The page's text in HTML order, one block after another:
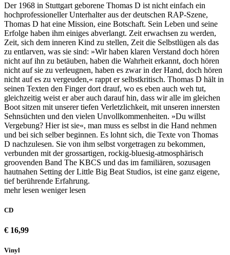
Der 1968 in Stuttgart geborene Thomas D ist nicht einfach ein
hochprofessioneller Unterhalter aus der deutschen RAP-Szene,
Thomas D hat eine Mission, eine Botschaft. Sein Leben und seine
Erfolge haben ihm einiges abverlangt. Zeit erwachsen zu werden,
Zeit, sich dem inneren Kind zu stellen, Zeit die Selbstlügen als das
zu entlarven, was sie sind: »Wir haben klaren Verstand doch hören
nicht auf ihn zu betäuben, haben die Wahrheit erkannt, doch hören
nicht auf sie zu verleugnen, haben es zwar in der Hand, doch hören
nicht auf es zu vergeuden,« rappt er selbstkritisch. Thomas D hält in
seinen Texten den Finger dort drauf, wo es eben auch weh tut,
gleichzeitig weist er aber auch darauf hin, dass wir alle im gleichen
Boot sitzen mit unserer tiefen Verletzlichkeit, mit unseren innersten
Sehnsüchten und den vielen Unvollkommenheiten. »Du willst
Vergebung? Hier ist sie«, man muss es selbst in die Hand nehmen
und bei sich selber beginnen. Es lohnt sich, die Texte von Thomas
D nachzulesen. Sie von ihm selbst vorgetragen zu bekommen,
verbunden mit der grossartigen, rockig-bluesig-atmosphärisch
groovenden Band The KBCS und das im familiären, sozusagen
hautnahen Setting der Little Big Beat Studios, ist eine ganz eigene,
tief berührende Erfahrung.
mehr lesen weniger lesen
CD
€ 16,99
Vinyl